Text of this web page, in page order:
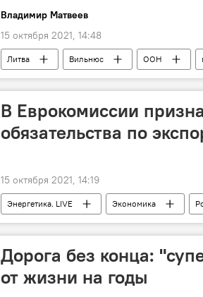
Владимир Матвеев
15 октября 2021, 14:48
Литва Вильнюс ООН
права человека
В Еврокомиссии
обязательства по
15 октября 2021, 14:19
Энергетика. LIVE Экономика
рост цен
газ
Дорога без конца:
от жизни на годы